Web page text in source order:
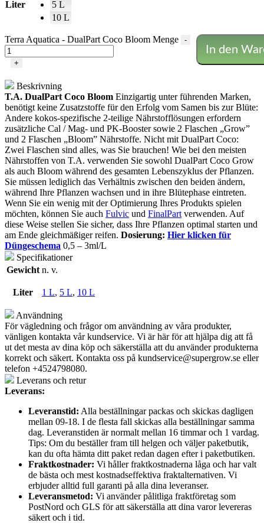
Liter
5 L
10 L
Terra Aquatica - DualPart Coco Bloom Menge -
+
In den
Beskrivning
T.A. DualPart Coco Bloom Einzigartig unter führenden Marken,
benötigt keine Zusatzstoffe für den Erfolg vom Samen bis zur Blüte:
Andere kokos-spezifische 2-teilige Nährstofflösungen erfordern
zusätzliche Cal / Mag- und PK-Booster sowie 2 Flaschen „Grow”
und 2 Flaschen „Bloom” Nährstoffe. Nicht mit DualPart Coco:
Zwei Flaschen sind alles, was Sie brauchen! Wie bei den meisten
Nährstoffen von T.A. verwenden Sie sowohl DualPart Coco Grow
als auch Bloom während des gesamten Lebenszyklus der Pflanzen.
Sie müssen lediglich das Verhältnis zwischen den beiden ändern,
während Ihre Pflanzen wachsen und in ihre Blütephase eintreten.
Wenn Sie ein wenig mit der Optimierung Ihres Produkts spielen
möchten, können Sie auch Fulvic und FinalPart verwenden. Auf
diese Weise stellen Sie sicher, dass Ihre Pflanzen optimal starten und
am Ende gleichmäßiger reifen. Dosierung: Hier klicken für
Düngeschema 0,5 – 3ml/L
Specifikationer
Gewicht n. v.
Liter 1 L, 5 L, 10 L
Användning
För vägledning och frågor om användning av våra produkter,
vänligen kontakta vår kundservice. Vi är här för att hjälpa dig att få
ut det mesta av dina köp och säkerställa att du använder produkterna
korrekt och säkert. Kontakta oss på kundservice@supergrow.se eller
telefon +4524798080.
Leverans och retur
Leverans:
Leveranstid: Alla beställningar packas och skickas dagligen
mellan 09-18. I de flesta fall skickas alla beställningar samma
dag. Leveranstiden är normalt mellan 16 timmar och 1 vardag.
Tips: Om du beställer fram till helgen och väljer paketbutik,
kan du ofta hämta ditt paket redan dagen efter i paketbutiken.
Fraktkostnader: Vi håller fraktkostnaderna låga och har valt
de bästa och mest kostnadseffektiva fraktalternativen. Vi
erbjuder alltid full garanti på alla dina leveranser.
Leveransmetod: Vi använder pålitliga fraktföretag som
PostNord och GLS för att säkerställa att dina varor levereras
säkert och i tid.